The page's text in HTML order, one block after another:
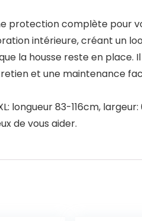
protection complète pour
intérieure, créant un
la housse reste en place.
et une maintenance
longueur 83-116cm,
de vous aider.